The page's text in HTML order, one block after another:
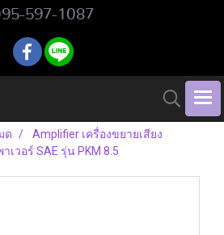
597-1087
ด
Amplifier เครื่องขยายเสียง
าเวอร์ SAE รุ่น PKM 8.5